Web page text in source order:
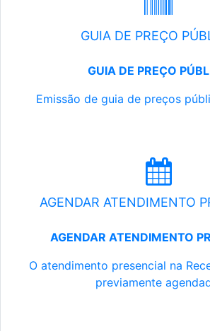
GUIA DE PREÇO
GUIA DE PREÇO
Emissão de guia de preços
AGENDAR ATENDIMENTO
AGENDAR ATENDIMENTO
O atendimento presencial na
previamente